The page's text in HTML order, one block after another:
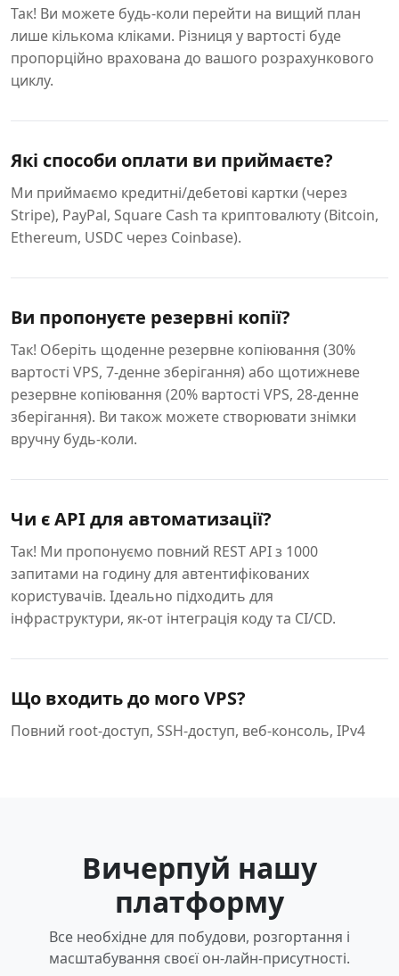
Так! Ви можете будь-коли перейти на вищий план
лише кількома кліками. Різниця у вартості буде
пропорційно врахована до вашого розрахункового
циклу.
Які способи оплати ви приймаєте?
Ми приймаємо кредитні/дебетові картки (через
Stripe), PayPal, Square Cash та криптовалюту (Bitcoin,
Ethereum, USDC через Coinbase).
Ви пропонуєте резервні копії?
Так! Оберіть щоденне резервне копіювання (30%
вартості VPS, 7-денне зберігання) або щотижневе
резервне копіювання (20% вартості VPS, 28-денне
зберігання). Ви також можете створювати знімки
вручну будь-коли.
Чи є API для автоматизації?
Так! Ми пропонуємо повний REST API з 1000
запитами на годину для автентифікованих
користувачів. Ідеально підходить для
інфраструктури, як-от інтеграція коду та CI/CD.
Що входить до мого VPS?
Повний root-доступ, SSH-доступ, веб-консоль, IPv4
Вичерпуй нашу
платформу
Все необхідне для побудови, розгортання і
масштабування своєї он-лайн-присутності.